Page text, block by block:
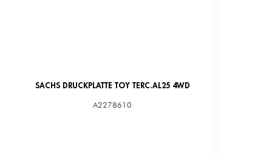
SACHS DRUCKPLATTE TOY TERC.AL25 4WD
A2278610